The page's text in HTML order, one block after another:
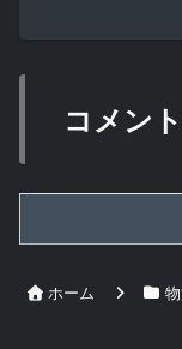
コメント
ホーム